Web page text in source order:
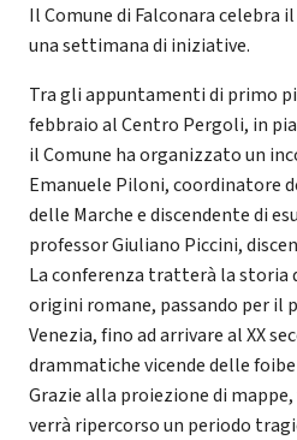
Il Comune di Falconara celebra
una settimana di iniziative.
Tra gli appuntamenti di primo
febbraio al Centro Pergoli, in
il Comune ha organizzato un
Emanuele Piloni, coordinatore
delle Marche e discendente di
professor Giuliano Piccini,
La conferenza tratterà la storia
origini romane, passando per il
Venezia, fino ad arrivare al XX
drammatiche vicende delle
Grazie alla proiezione di
verrà ripercorso un periodo